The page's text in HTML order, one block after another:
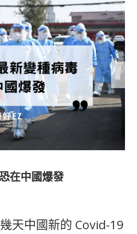
在中國爆發
天中國新的 Covid-19